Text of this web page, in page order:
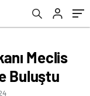
Meclis
Buluştu